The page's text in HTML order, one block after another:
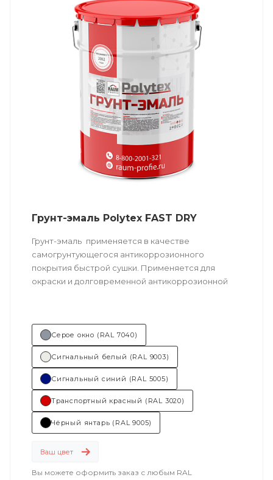
Грунт-эмаль Polytex FAST DRY
Грунт-эмаль применяется в качестве
самогрунтующегося антикоррозионного
покрытия быстрой сушки. Применяется для
окраски и долговременной антикоррозионной
техники, общественного транспорта,
железнодорожного транспорта, а также других
металлических конструкций.
Техническое описаниепо ссылке
Состав (тип связующего): ПУ (полиуретановая).
Основные отрасли применения:
машиностроение
дорожно-строительная техника.
Серое окно (RAL 7040)
Сигнальный белый (RAL 9003)
Сигнальный синий (RAL 5005)
Транспортный красный (RAL 3020)
Чёрный янтарь (RAL 9005)
Ваш цвет
Вы можете оформить заказ с любым RAL